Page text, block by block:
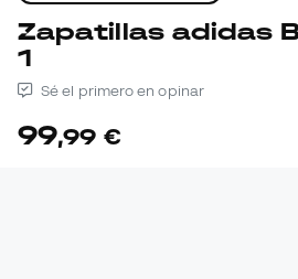
Zapatillas adidas Believe That
1
Sé el primero en opinar
99,99 €